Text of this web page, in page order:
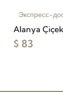
Экспресс-
Alanya
$ 83